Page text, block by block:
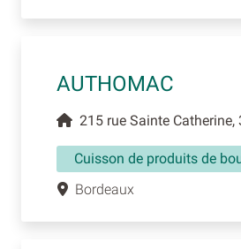
AUTHOMAC
215 rue Sainte Catherine,
Cuisson de produits de
Bordeaux